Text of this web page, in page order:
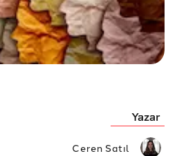
Yazar
Ceren Satıl